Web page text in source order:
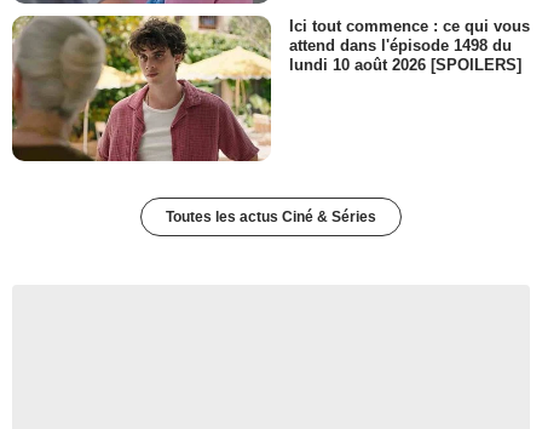
Ici tout commence : ce qui vous
attend dans l'épisode 1498 du
lundi 10 août 2026 [SPOILERS]
Toutes les actus Ciné & Séries